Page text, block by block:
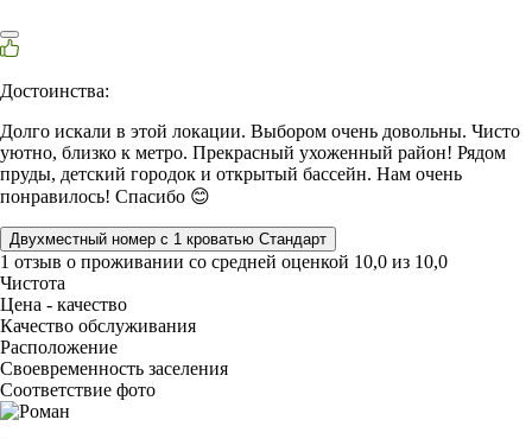
Достоинства:
Долго искали в этой локации. Выбором очень довольны. Чисто
уютно, близко к метро. Прекрасный ухоженный район! Рядом
пруды, детский городок и открытый бассейн. Нам очень
понравилось! Спасибо 😊
Двухместный номер с 1 кроватью Стандарт
1 отзыв о проживании со средней оценкой 10,0 из 10,0
Чистота
Цена - качество
Качество обслуживания
Расположение
Своевременность заселения
Соответствие фото